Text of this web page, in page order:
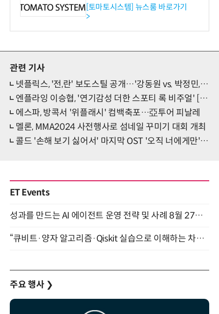
기관·보험사 공략”
[토마토시스템] 뉴스룸 바로가기
>
관련 기사
넷플릭스, '전,란' 보도스틸 공개…'강동원 vs. 박정민, 혼란 속 마주댄 칼끝'
엔플라잉 이승협, '연기감성 더한 스포티 록 비주얼' [화보]
에스파, 방콕서 '위플래시' 컴백축포…亞투어 피날레
멜론, MMA2024 사전행사로 섬네일 꾸미기 대회 개최
콜드 '손해 보기 싫어서' 마지막 OST '오직 너에게만' 가창자 발탁
ET Events
성과를 만드는 AI 에이전트 운영 전략 및 사례 8월 27일 개최
“큐비트·양자 알고리즘·Qiskit 실습으로 이해하는 차세대 컴퓨팅” (8/28)
주요 행사 ❯